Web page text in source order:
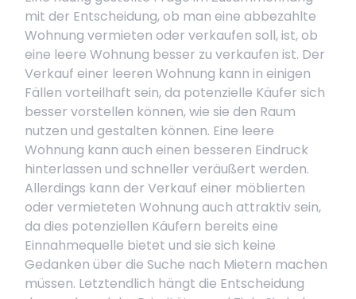
mit der Entscheidung, ob man eine abbezahlte
Wohnung vermieten oder verkaufen soll, ist, ob
eine leere Wohnung besser zu verkaufen ist. Der
Verkauf einer leeren Wohnung kann in einigen
Fällen vorteilhaft sein, da potenzielle Käufer sich
besser vorstellen können, wie sie den Raum
nutzen und gestalten können. Eine leere
Wohnung kann auch einen besseren Eindruck
hinterlassen und schneller veräußert werden.
Allerdings kann der Verkauf einer möblierten
oder vermieteten Wohnung auch attraktiv sein,
da dies potenziellen Käufern bereits eine
Einnahmequelle bietet und sie sich keine
Gedanken über die Suche nach Mietern machen
müssen. Letztendlich hängt die Entscheidung